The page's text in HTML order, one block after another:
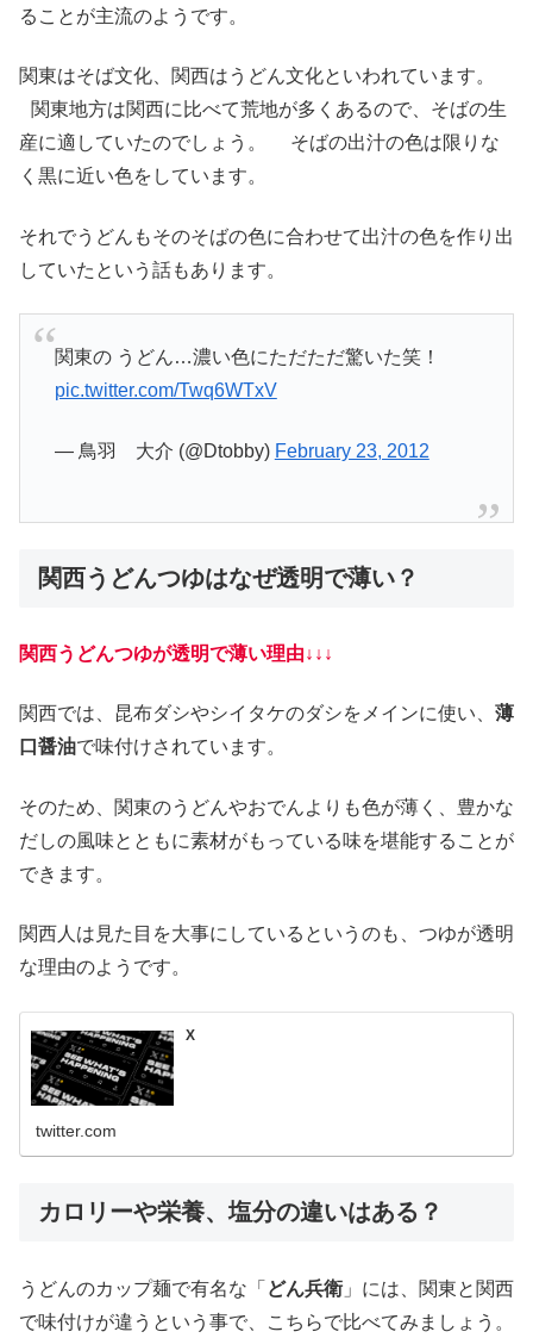
ることが主流のようです。
関東はそば文化、関西はうどん文化といわれています。
関東地方は関西に比べて荒地が多くあるので、そばの生
産に適していたのでしょう。 そばの出汁の色は限りな
く黒に近い色をしています。
それでうどんもそのそばの色に合わせて出汁の色を作り出
していたという話もあります。
関東の うどん…濃い色にただただ驚いた笑！
pic.twitter.com/Twq6WTxV
— 鳥羽 大介 (@Dtobby) February 23, 2012
関西うどんつゆはなぜ透明で薄い？
関西うどんつゆが透明で薄い理由↓↓↓
関西では、昆布ダシやシイタケのダシをメインに使い、 薄
口醤油で味付けされています。
そのため、関東のうどんやおでんよりも色が薄く、豊かな
だしの風味とともに素材がもっている味を堪能することが
できます。
関西人は見た目を大事にしているというのも、つゆが透明
な理由のようです。
X
twitter.com
カロリーや栄養、塩分の違いはある？
うどんのカップ麺で有名な「 どん兵衛 」には、関東と関西
で味付けが違うという事で、こちらで比べてみましょう。